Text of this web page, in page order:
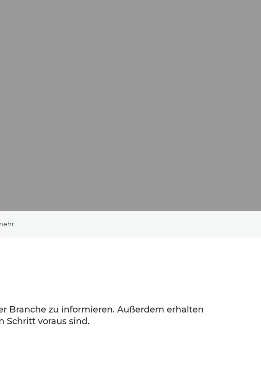
Branche zu informieren. Außerdem erhalten
Schritt voraus sind.